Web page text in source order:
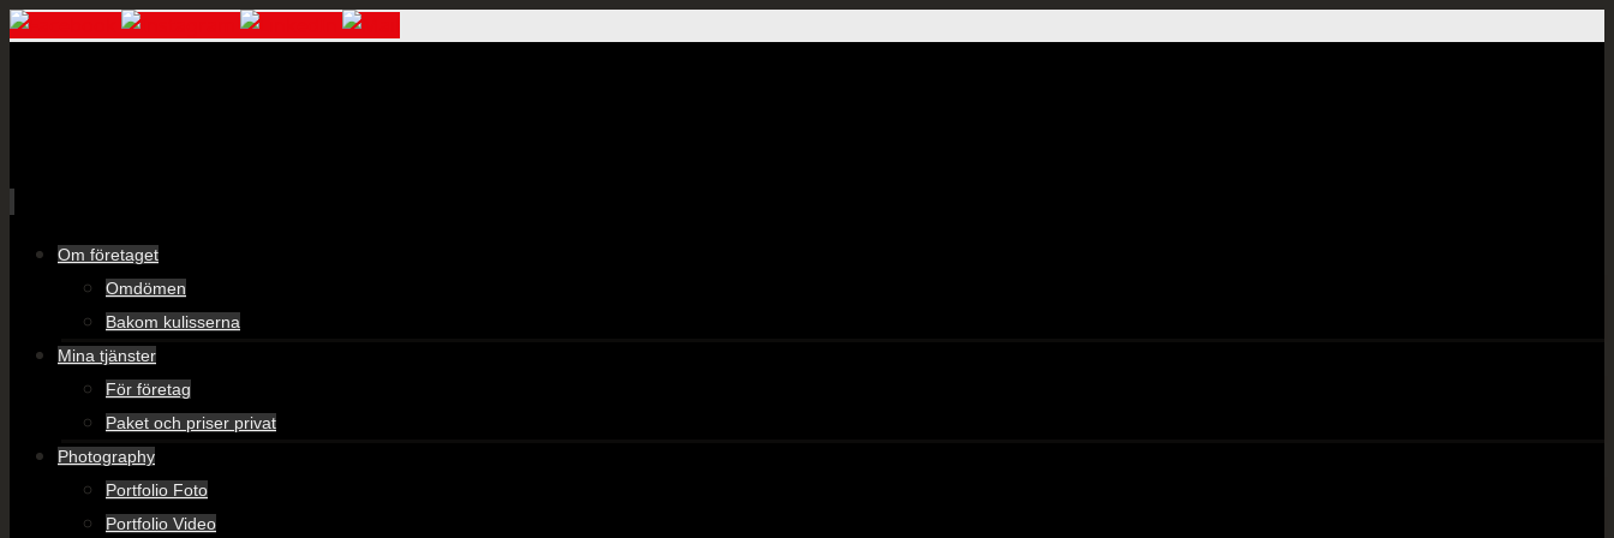
Skip
Om företaget
Omdömen
Bakom kulisserna
Mina tjänster
För företag
Paket och priser privat
Photography
Portfolio Foto
Portfolio Video